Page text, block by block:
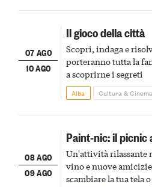
07 AGO
10 AGO
Il gioco della città
Scopri, indaga e
porteranno tutta la
a scoprirne i segreti
Alba Cultura & Cinema
08 AGO
09 AGO
Paint-nic: il picnic
Un'attività rilassante
vino e nuove
scambiare la tua tela